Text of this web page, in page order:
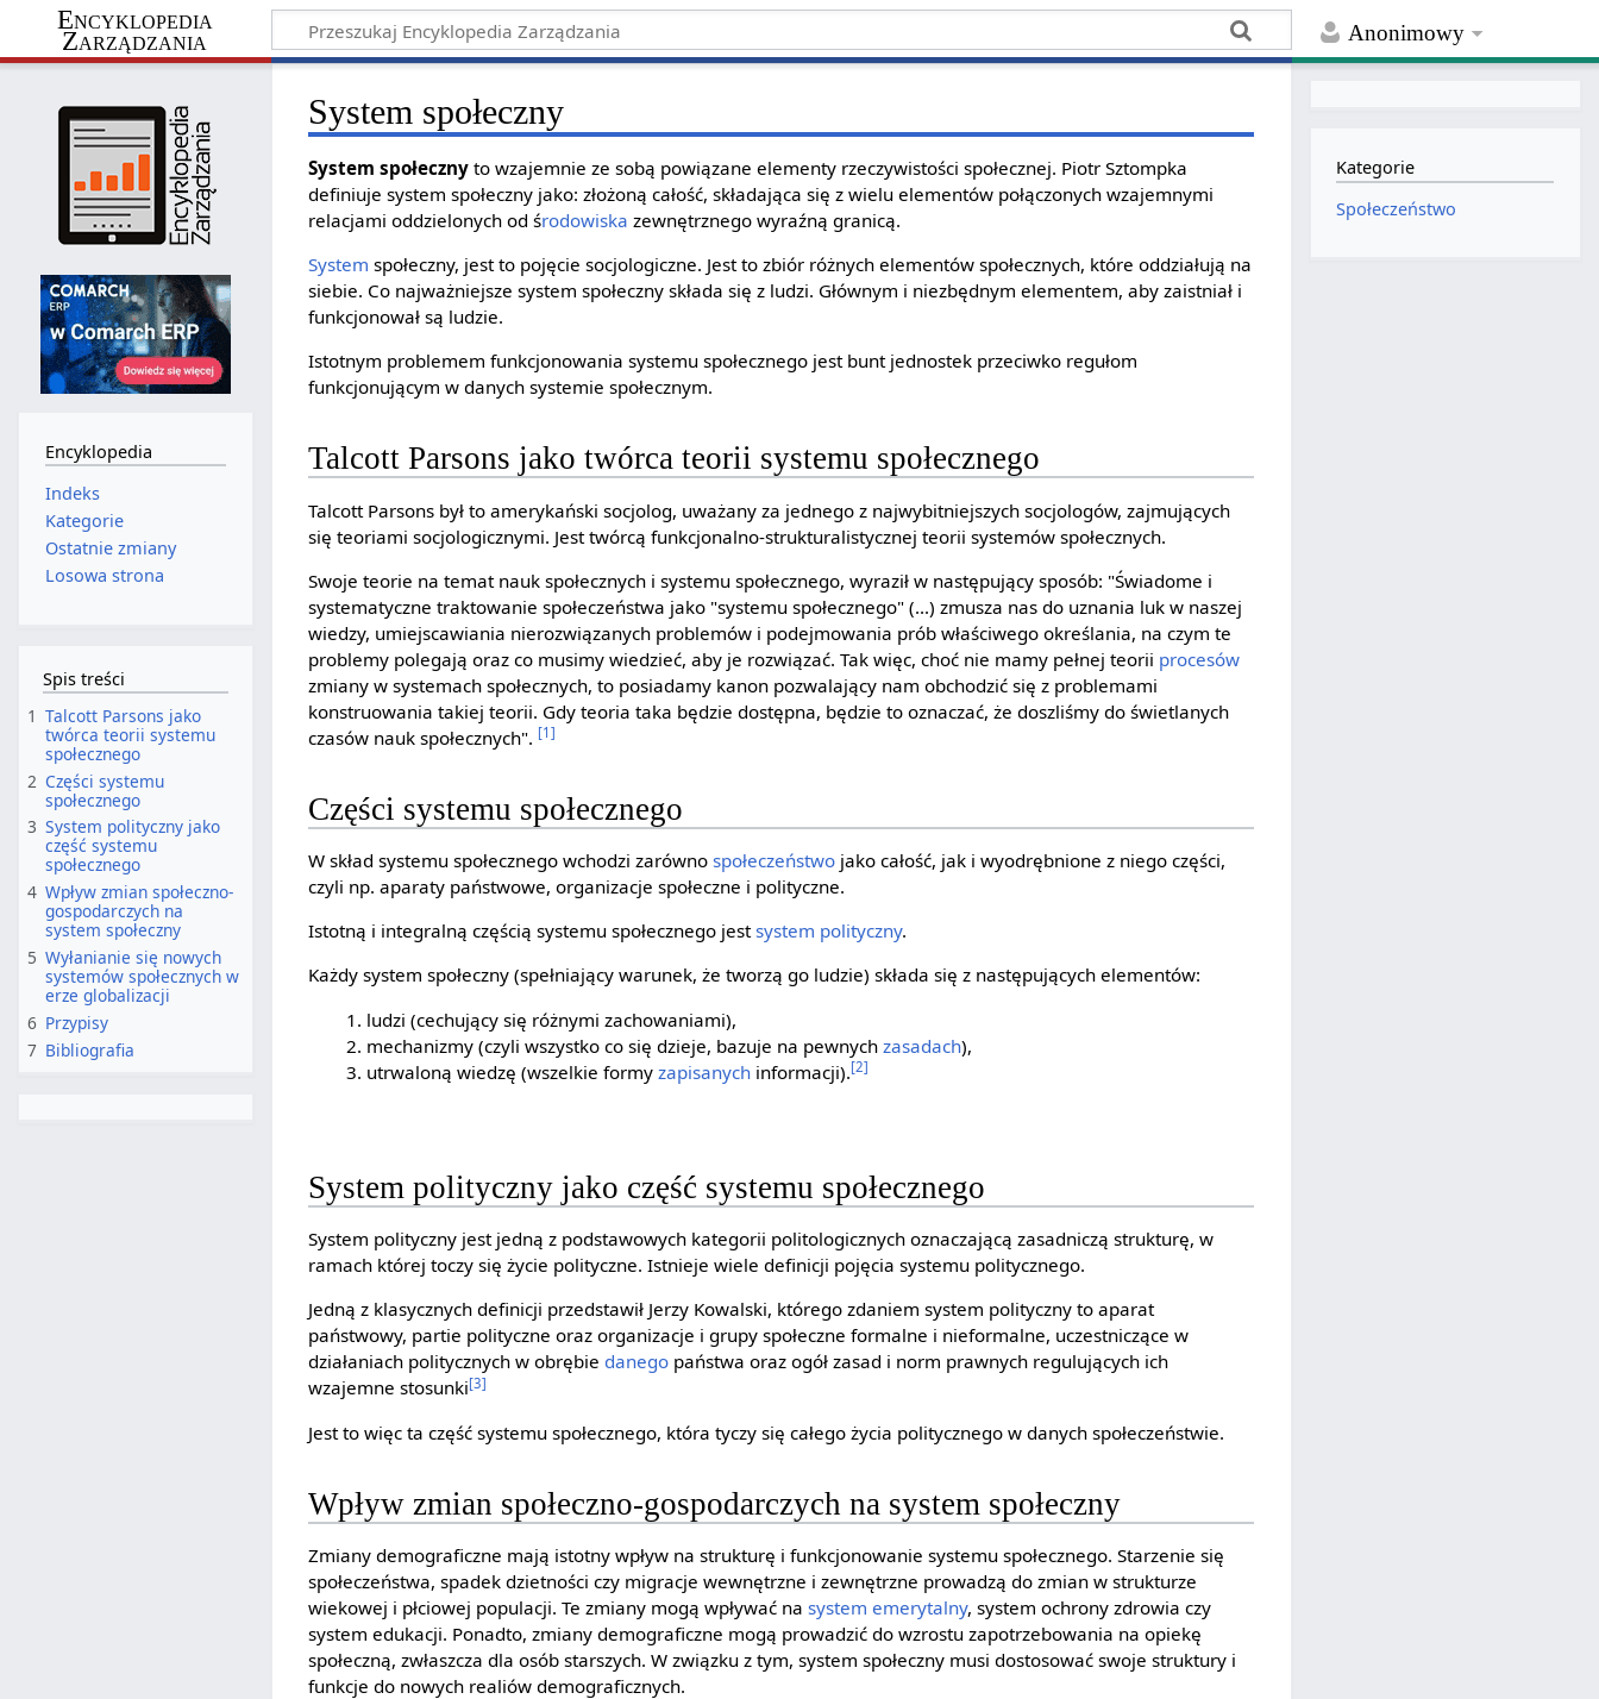
Anonimowy
Encyklopedia
Zarządzania
System społeczny
System społeczny to wzajemnie ze sobą powiązane elementy rzeczywistości społecznej. Piotr Sztompka
definiuje system społeczny jako: złożoną całość, składająca się z wielu elementów połączonych wzajemnymi
relacjami oddzielonych od środowiska zewnętrznego wyraźną granicą.
System społeczny, jest to pojęcie socjologiczne. Jest to zbiór różnych elementów społecznych, które oddziałują na
siebie. Co najważniejsze system społeczny składa się z ludzi. Głównym i niezbędnym elementem, aby zaistniał i
funkcjonował są ludzie.
Istotnym problemem funkcjonowania systemu społecznego jest bunt jednostek przeciwko regułom
funkcjonującym w danych systemie społecznym.
Talcott Parsons jako twórca teorii systemu społecznego
Talcott Parsons był to amerykański socjolog, uważany za jednego z najwybitniejszych socjologów, zajmujących
się teoriami socjologicznymi. Jest twórcą funkcjonalno-strukturalistycznej teorii systemów społecznych.
Swoje teorie na temat nauk społecznych i systemu społecznego, wyraził w następujący sposób: "Świadome i
systematyczne traktowanie społeczeństwa jako "systemu społecznego" (...) zmusza nas do uznania luk w naszej
wiedzy, umiejscawiania nierozwiązanych problemów i podejmowania prób właściwego określania, na czym te
problemy polegają oraz co musimy wiedzieć, aby je rozwiązać. Tak więc, choć nie mamy pełnej teorii procesów
zmiany w systemach społecznych, to posiadamy kanon pozwalający nam obchodzić się z problemami
konstruowania takiej teorii. Gdy teoria taka będzie dostępna, będzie to oznaczać, że doszliśmy do świetlanych
czasów nauk społecznych". [1]
Części systemu społecznego
W skład systemu społecznego wchodzi zarównospołeczeństwo jako całość, jak i wyodrębnione z niego części,
czyli np. aparaty państwowe, organizacje społeczne i polityczne.
Istotną i integralną częścią systemu społecznego jestsystem polityczny.
Każdy system społeczny (spełniający warunek, że tworzą go ludzie) składa się z następujących elementów:
ludzi (cechujący się różnymi zachowaniami),
mechanizmy (czyli wszystko co się dzieje, bazuje na pewnych zasadach),
utrwaloną wiedzę (wszelkie formy zapisanych informacji).[2]
System polityczny jako część systemu społecznego
System polityczny jest jedną z podstawowych kategorii politologicznych oznaczającą zasadniczą strukturę, w
ramach której toczy się życie polityczne. Istnieje wiele definicji pojęcia systemu politycznego.
Jedną z klasycznych definicji przedstawił Jerzy Kowalski, którego zdaniem system polityczny to aparat
państwowy, partie polityczne oraz organizacje i grupy społeczne formalne i nieformalne, uczestniczące w
działaniach politycznych w obrębie danego państwa oraz ogół zasad i norm prawnych regulujących ich
wzajemne stosunki[3]
Jest to więc ta część systemu społecznego, która tyczy się całego życia politycznego w danych społeczeństwie.
Wpływ zmian społeczno-gospodarczych na system społeczny
Zmiany demograficzne mają istotny wpływ na strukturę i funkcjonowanie systemu społecznego. Starzenie się
społeczeństwa, spadek dzietności czy migracje wewnętrzne i zewnętrzne prowadzą do zmian w strukturze
wiekowej i płciowej populacji. Te zmiany mogą wpływać nasystem emerytalny, system ochrony zdrowia czy
system edukacji. Ponadto, zmiany demograficzne mogą prowadzić do wzrostu zapotrzebowania na opiekę
społeczną, zwłaszcza dla osób starszych. W związku z tym, system społeczny musi dostosować swoje struktury i
funkcje do nowych realiów demograficznych.
Encyklopedia
Indeks
Kategorie
Ostatnie zmiany
Losowa strona
Spis treści
1 Talcott Parsons jako
twórca teorii systemu
społecznego
2 Części systemu
społecznego
3 System polityczny jako
część systemu
społecznego
4 Wpływ zmian społeczno-
gospodarczych na
system społeczny
5 Wyłanianie się nowych
systemów społecznych w
erze globalizacji
6 Przypisy
7 Bibliografia
Kategorie
Społeczeństwo